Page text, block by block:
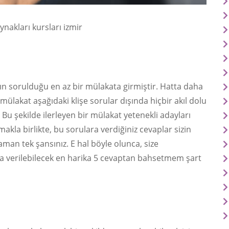
kursları izmir
sorulduğu en az bir mülakata girmiştir. Hatta daha
aşağıdaki klişe sorular dışında hiçbir akıl dolu
şekilde ilerleyen bir mülakat yetenekli adayları
birlikte, bu sorulara verdiğiniz cevaplar sizin
tek şansınız. E hal böyle olunca, size
verilebilecek en harika 5 cevaptan bahsetmem şart